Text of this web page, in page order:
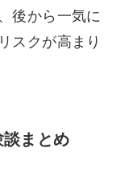
後から一気に
スクが高まり
まとめ